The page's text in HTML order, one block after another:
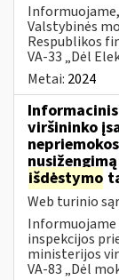
Valstybinės
Respublikos
VA-33 „Dėl
Metai: 2024
Informacinis
viršininko
nepriemokos
išdėstymo
Web turinio
inspekcijos
ministerijos
VA-83 „Dėl